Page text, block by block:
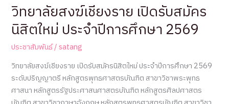
วิทยาลัยสงฆ์เชียงราย เปิดรับสมัคร
นิสิตใหม่ ประจำปีการศึกษา 2569
ประชาสัมพันธ์/satang
วิทยาลัยสงฆ์เชียงราย เปิดรับสมัครนิสิตใหม่ ประจำปีการศึกษา 2569
ระดับปริญญาตรี หลักสูตรพุทธศาสตรบัณฑิต สาขาวิชาพระพุทธ
ศาสนา หลักสูตรรัฐประศาสนศาสตรบัณฑิต หลักสูตรศิลปศาสตร